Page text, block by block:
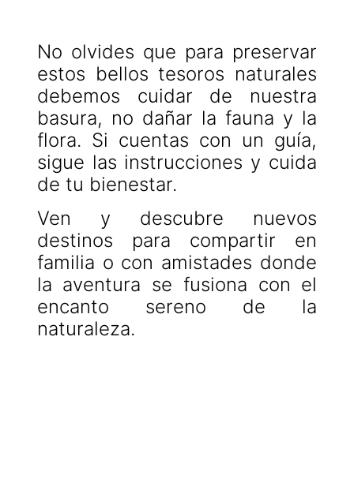
No olvides que para preservar
estos bellos tesoros naturales
debemos cuidar de nuestra
basura, no dañar la fauna y la
flora. Si cuentas con un guía,
sigue las instrucciones y cuida
de tu bienestar.
Ven y descubre nuevos
destinos para compartir en
familia o con amistades donde
la aventura se fusiona con el
encanto sereno de la
naturaleza.